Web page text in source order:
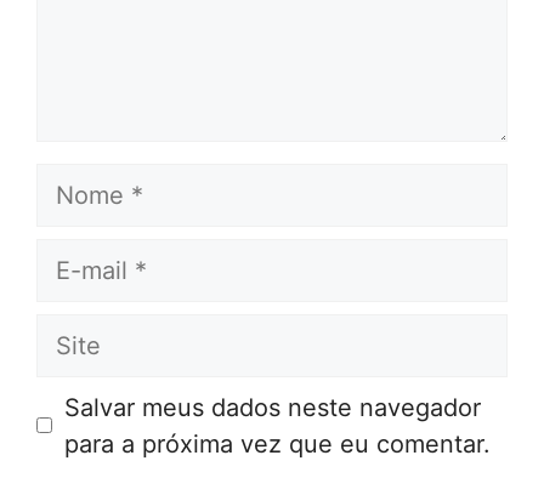
Nome
E-
Site
Salvar meus dados neste navegador
para a próxima vez que eu comentar.